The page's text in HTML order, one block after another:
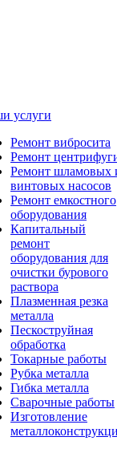
услуги
Ремонт вибросита
Ремонт
Ремонт шламовых
винтовых насосов
Ремонт емкостного
оборудования
Капитальный
ремонт
оборудования для
очистки бурового
раствора
Плазменная резка
металла
Пескоструйная
обработка
Токарные работы
Рубка металла
Гибка металла
Сварочные работы
Изготовление